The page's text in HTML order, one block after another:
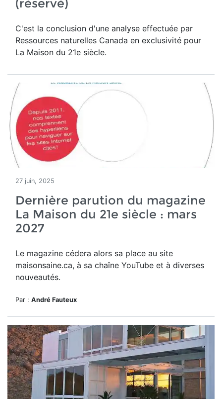
(réservé)
C'est la conclusion d'une analyse effectuée par
Ressources naturelles Canada en exclusivité pour
La Maison du 21e siècle.
27 juin, 2025
Dernière parution du magazine
La Maison du 21e siècle : mars
2027
Le magazine cédera alors sa place au site
maisonsaine.ca, à sa chaîne YouTube et à diverses
nouveautés.
Par : André Fauteux